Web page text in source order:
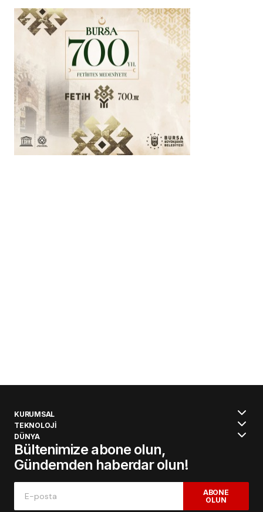
KURUMSAL
TEKNOLOJİ
DÜNYA
Bültenimize abone olun,
Gündemden haberdar olun!
ABONE
OLUN